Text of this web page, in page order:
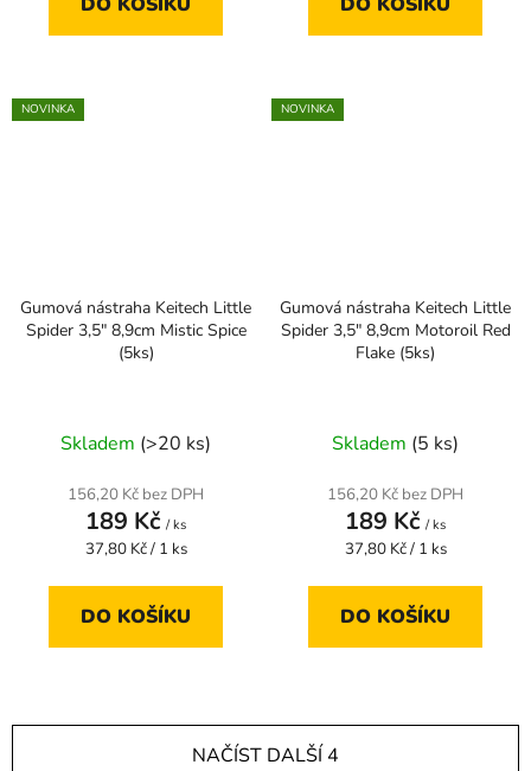
NOVINKA
Gumová nástraha Keitech Little
Spider 3,5" 8,9cm Mistic Spice
(5ks)
Skladem (>20 ks)
156,20 Kč bez DPH
189 Kč / ks
Měrná
37,80 Kč / 1 ks
DO KOŠÍKU
NOVINKA
Gumová nástraha Keitech Little
Spider 3,5" 8,9cm Motoroil Red
Flake (5ks)
Skladem (5 ks)
156,20 Kč bez DPH
189 Kč / ks
Měrná
37,80 Kč / 1 ks
DO KOŠÍKU
NAČÍST DALŠÍ 4